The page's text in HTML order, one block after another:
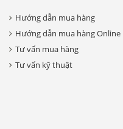
Hướng dẫn mua hàng
Hướng dẫn mua hàng Online
Tư vấn mua hàng
Tư vấn kỹ thuật